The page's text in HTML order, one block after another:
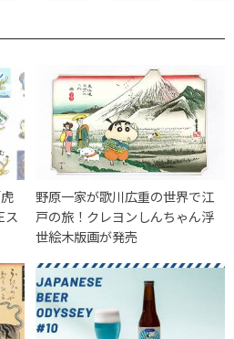
ス
野原一家が歌川広重の世界で江
戸の旅！クレヨンしんちゃん浮
世絵木版画が発売